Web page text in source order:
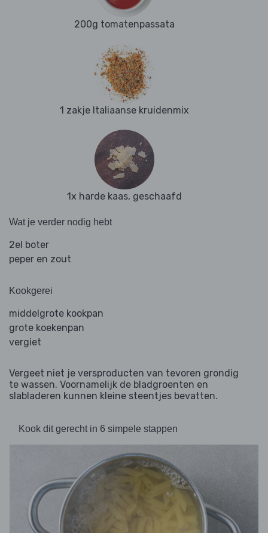
200g tomatenpassata
1 zakje Italiaanse kruidenmix
1x harde kaas, geschaafd
Wat je verder nodig hebt
2el boter
peper en zout
Kookgerei
middelgrote kookpan
grote koekenpan
vergiet
Vergeet niet je versproducten van tevoren grondig
te wassen. Voornamelijk de bladgroenten en
slabladeren kunnen kleine steentjes bevatten.
Kook dit gerecht in 6 simpele stappen